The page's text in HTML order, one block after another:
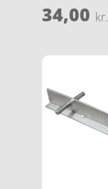
34,00 kr.